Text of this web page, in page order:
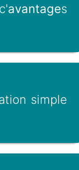
avantages
simple